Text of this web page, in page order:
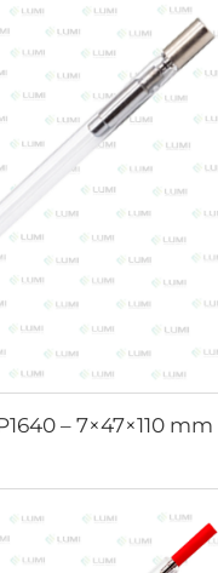
– 7×47×110 mm